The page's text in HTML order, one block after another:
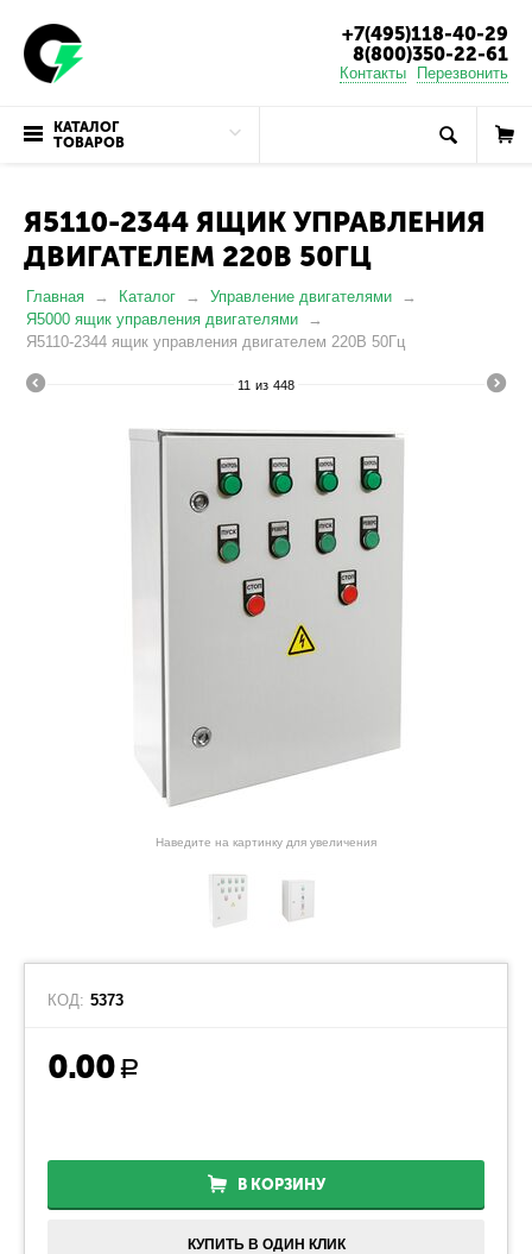
+7(495)118-40-29
8(800)350-22-61
Контакты Перезвонить
КАТАЛОГ
ТОВАРОВ
Я5110-2344 ЯЩИК УПРАВЛЕНИЯ
ДВИГАТЕЛЕМ 220В 50ГЦ
Главная Каталог
Управление двигателями
Я5000 ящик управления двигателями
Я5110-2344 ящик управления двигателем 220В 50Гц
11 из 448
Наведите на картинку для увеличения
КОД: 5373
0.00 Р
В КОРЗИНУ
КУПИТЬ В ОДИН КЛИК